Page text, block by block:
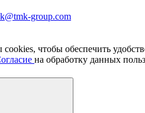
group.com
cookies, чтобы обеспечить
на обработку данных